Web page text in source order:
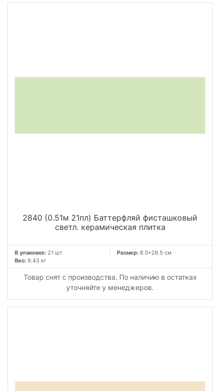
2840 (0.51м 21пл) Баттерфляй фисташковый
светл. керамическая плитка
В упаковке: 21 шт Размер: 8.5*28.5 см
Вес: 9.43 кг
Товар снят с производства. По наличию в остатках
уточняйте у менеджеров.